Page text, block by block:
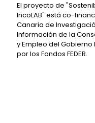
El proyecto de
IncoLAB" está co-
Canaria de
Información de la
y Empleo del Gobierno
por los Fondos FEDER.